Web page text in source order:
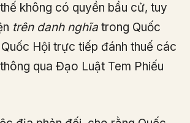
không có quyền bầu cử, tuy
trên danh nghĩa trong Quốc
Hội trực tiếp đánh thuế các
qua Đạo Luật Tem Phiếu